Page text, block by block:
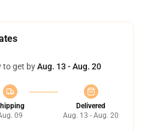
to get byAug. 13 - Aug. 20
09
Delivered
Aug. 13 - Aug. 20